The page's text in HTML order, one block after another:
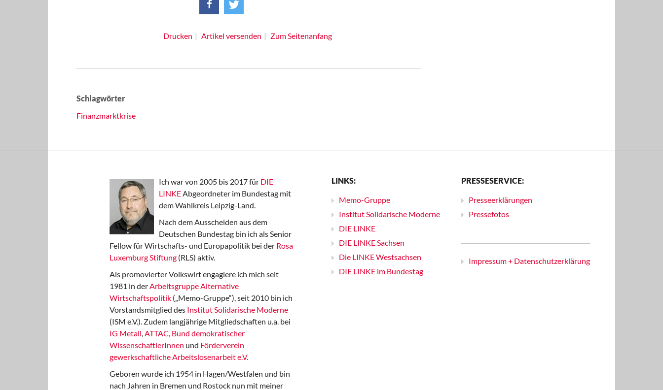
Drucken Artikel versenden Zum Seitenanfang
Schlagwörter
Finanzmarktkrise
Ich war von 2005 bis 2017 für DIE
LINKEAbgeordneter im Bundestag mit
dem Wahlkreis Leipzig-Land.
Nach dem Ausscheiden aus dem
Deutschen Bundestag bin ich als Senior
Fellow für Wirtschafts- und Europapolitik bei der Rosa
Luxemburg Stiftung (RLS) aktiv.
Als promovierter Volkswirt engagiere ich mich seit
1981 in derArbeitsgruppe Alternative
Wirtschaftspolitik („Memo-Gruppe“), seit 2010 bin ich
Vorstandsmitglied des Institut Solidarische Moderne
(ISM e.V.). Zudem langjährige Mitgliedschaften u.a. bei
IG Metall,ATTAC, Bund demokratischer
WissenschaftlerInnen und Förderverein
gewerkschaftliche Arbeitslosenarbeit e.V.
Geboren wurde ich 1954 in Hagen/Westfalen und bin
nach Jahren in Bremen und Rostock nun mit meiner
LINKS:
Memo-Gruppe
Institut Solidarische Moderne
DIE LINKE
DIE LINKE Sachsen
Die LINKE Westsachsen
DIE LINKE im Bundestag
PRESSESERVICE:
Presseerklärungen
Pressefotos
Impressum + Datenschutzerklärung